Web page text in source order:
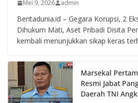
Mei 9, 2026 admin
Beritadunia.id – Gegara Korupsi, 2
Dihukum Mati, Aset Pribadi Disita
kembali menunjukkan sikap keras
Marsekal
Resmi Jabat
Daerah TNI